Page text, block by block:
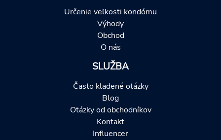
Určenie veľkosti kondómu
Výhody
Obchod
O nás
SLUŽBA
Často kladené otázky
Blog
Otázky od obchodníkov
Kontakt
Influencer